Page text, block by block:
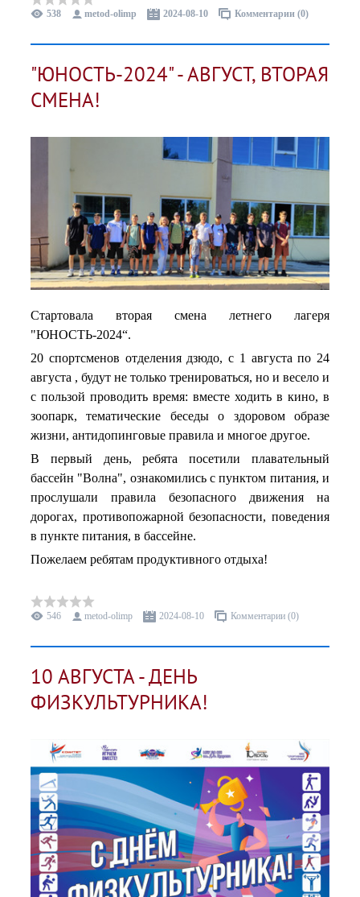
538 metod-olimp 2024-08-10 Комментарии (0)
"ЮНОСТЬ-2024" - АВГУСТ, ВТОРАЯ
СМЕНА!
Стартовала вторая смена летнего лагеря
"ЮНОСТЬ-2024“.
20 спортсменов отделения дзюдо, с 1 августа по 24
августа , будут не только тренироваться, но и весело и
с пользой проводить время: вместе ходить в кино, в
зоопарк, тематические беседы о здоровом образе
жизни, антидопинговые правила и многое другое.
В первый день, ребята посетили плавательный
бассейн "Волна", ознакомились с пунктом питания, и
прослушали правила безопасного движения на
дорогах, противопожарной безопасности, поведения
в пункте питания, в бассейне.
Пожелаем ребятам продуктивного отдыха!
546 metod-olimp 2024-08-10 Комментарии (0)
10 АВГУСТА - ДЕНЬ
ФИЗКУЛЬТУРНИКА!